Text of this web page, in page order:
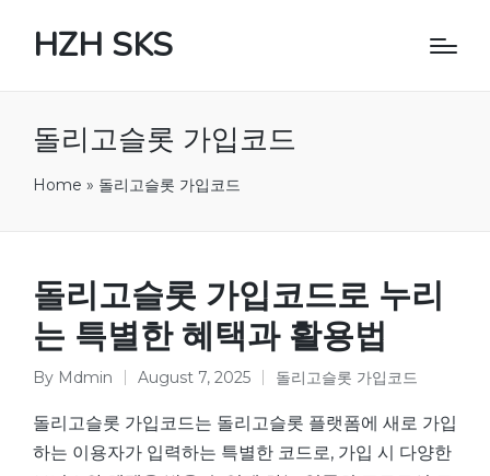
HZH SKS
돌리고슬롯 가입코드
Home » 돌리고슬롯 가입코드
돌리고슬롯 가입코드로 누리
는 특별한 혜택과 활용법
Posted
by
By Mdmin August 7, 2025
Posted
in
돌리고슬롯 가입코드
돌리고슬롯 가입코드는 돌리고슬롯 플랫폼에 새로 가입
하는 이용자가 입력하는 특별한 코드로, 가입 시 다양한